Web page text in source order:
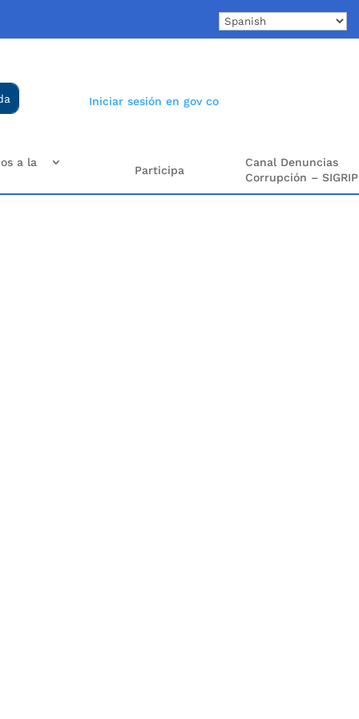
Iniciar sesión en gov co
a la
Participa
Canal Denuncias
Corrupción – SIGRIP